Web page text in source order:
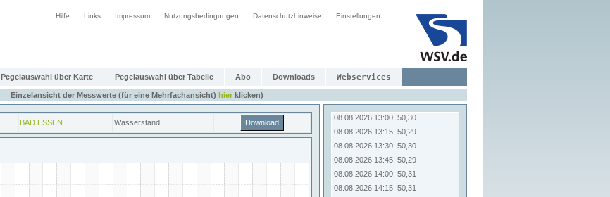
Hilfe Links Impressum Nutzungsbedingungen Datenschutzhinweise Einstellungen
Pegelauswahl über Karte Pegelauswahl über Tabelle Abo Downloads Webservices
Einzelansicht der Messwerte (für eine Mehrfachansicht) hierklicken)
BAD ESSEN Wasserstand Download
08.08.2026 11:15: 50,30
08.08.2026 12:15: 50,30
08.08.2026 12:30: 50,28
08.08.2026 12:45: 50,28
08.08.2026 13:00: 50,30
08.08.2026 13:15: 50,29
08.08.2026 13:30: 50,30
08.08.2026 13:45: 50,29
08.08.2026 14:00: 50,31
08.08.2026 14:15: 50,31